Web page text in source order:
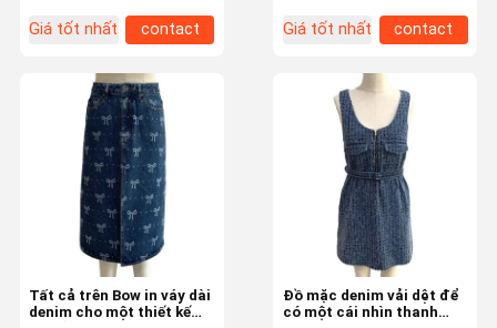
Nhà Về Chúng Tôi
Giá tốt nhất contact
Giá tốt nhất contact
Đồ mặc denim vải dệt để
có một cái nhìn thanh
Tất cả trên Bow in váy dài
denim cho một thiết kế